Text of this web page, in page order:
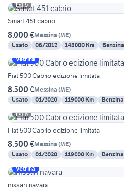
5
Smart 451 cabrio
8.000 €Messina (ME)
Usato
06/2012 145000 Km Benzina
Vetrina
Fiat 500 Cabrio edizione limitata
8.500 €Messina (ME)
Usato
01/2020 119000 Km Benzina
6
Fiat 500 Cabrio edizione limitata
8.500 €Messina (ME)
Usato
01/2020 119000 Km Benzina
Vetrina
nissan navara